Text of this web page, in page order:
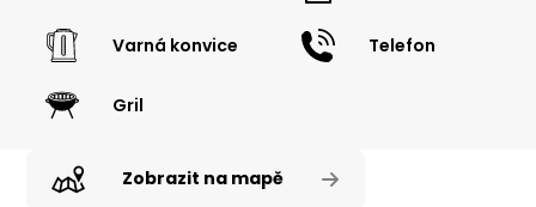
Varná konvice Telefon
Gril
Zobrazit na mapě